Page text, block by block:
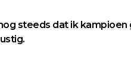
steeds dat ik kampioen